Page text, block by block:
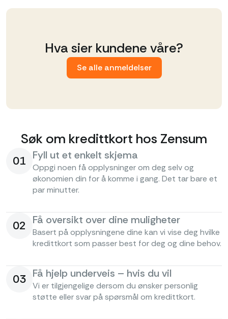
Hva sier kundene våre?
Se alle anmeldelser
Søk om kredittkort hos Zensum
01 Fyll ut et enkelt skjema
Oppgi noen få opplysninger om deg selv og
økonomien din for å komme i gang. Det tar bare et
par minutter.
02 Få oversikt over dine muligheter
Basert på opplysningene dine kan vi vise deg hvilke
kredittkort som passer best for deg og dine behov.
03 Få hjelp underveis – hvis du vil
Vi er tilgjengelige dersom du ønsker personlig
støtte eller svar på spørsmål om kredittkort.